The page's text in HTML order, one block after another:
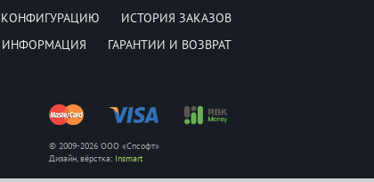
КОНФИГУРАЦИЮ
ИСТОРИЯ ЗАКАЗОВ
ИНФОРМАЦИЯ ГАРАНТИИ И ВОЗВРАТ
© 2009-2026 ООО «Спсофт»
Дизайн, вёрстка: Insmart